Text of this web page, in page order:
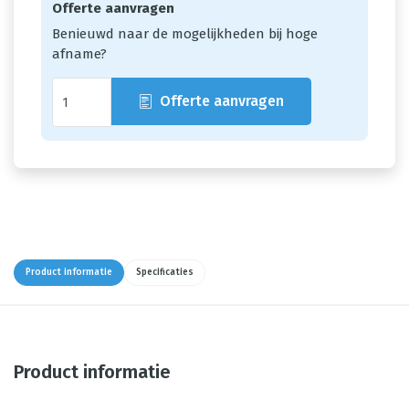
Offerte aanvragen
Benieuwd naar de mogelijkheden bij hoge
afname?
Offerte aanvragen
Product informatie Specificaties
Product informatie